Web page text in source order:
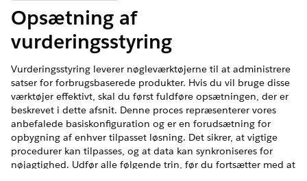
Opsætning af
vurderingsstyring
Vurderingsstyring leverer nøgleværktøjerne til at administrere
satser for forbrugsbaserede produkter. Hvis du vil bruge disse
værktøjer effektivt, skal du først fuldføre opsætningen, der er
beskrevet i dette afsnit. Denne proces repræsenterer vores
anbefalede basiskonfiguration og er en forudsætning for
opbygning af enhver tilpasset løsning. Det sikrer, at vigtige
procedurer kan tilpasses, og at data kan synkroniseres for
nøjagtighed. Udfør alle følgende trin, før du fortsætter med at